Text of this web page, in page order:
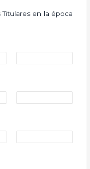
en la época